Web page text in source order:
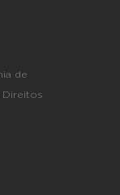
de
Direitos